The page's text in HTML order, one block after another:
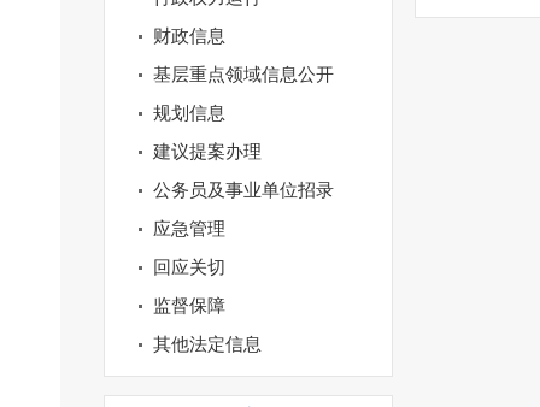
财政信息
基层重点领域信息公开
规划信息
建议提案办理
公务员及事业单位招录
应急管理
回应关切
监督保障
其他法定信息